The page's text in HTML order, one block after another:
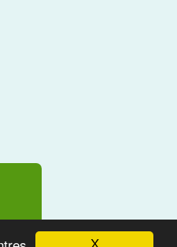
X